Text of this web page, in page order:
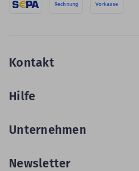
Rechnung Vorkasse
Kontakt
Hilfe
Unternehmen
Newsletter